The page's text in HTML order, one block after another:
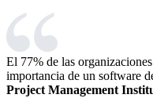
El 77% de las
importancia de un software
Project Management